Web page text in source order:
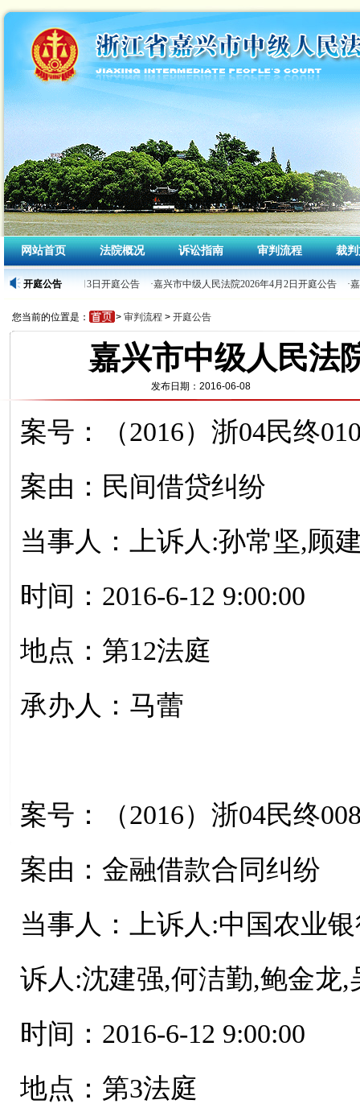
网站首页 法院概况 诉讼指南 审判流程 裁
开庭公告
民法院2026年4月3日开庭公告 ·嘉兴市中级人民法院2026年4月2日开庭公告 ·
您当前的位置是： > 审判流程 > 开庭公告
嘉兴市中级人民法
发布日期：2016-06-08
案号：（2016）浙04民终
案由：民间借贷纠纷
当事人：上诉人:孙常坚,顾
时间：2016-6-12 9:00:00
地点：第12法庭
承办人：马蕾
案号：（2016）浙04民终
案由：金融借款合同纠纷
当事人：上诉人:中国农业
诉人:沈建强,何洁勤,鲍金龙,
时间：2016-6-12 9:00:00
地点：第3法庭